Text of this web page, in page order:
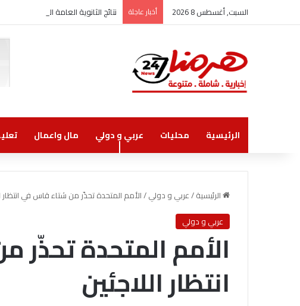
السبت, أغسطس 8 2026 أخبار عاجلة نتائج الثانوية العامة الاثنين
الرئيسية محليات عربي و دولي مال واعمال
الرئيسية/عربي و دولي/الأمم المتحدة تحذّر من شتاء قاس في انتظار
عربي و دولي
الأمم المتحدة
انتظار اللاجئين